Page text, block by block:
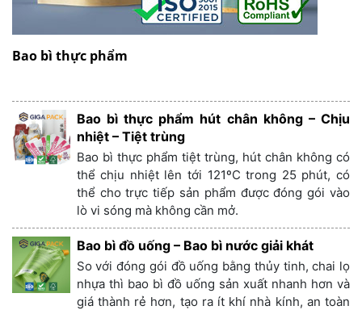
Bao bì thực phẩm
Bao bì thực phẩm hút chân không – Chịu
nhiệt – Tiệt trùng
Bao bì thực phẩm tiệt trùng, hút chân không có
thể chịu nhiệt lên tới 121ºC trong 25 phút, có
thể cho trực tiếp sản phẩm được đóng gói vào
lò vi sóng mà không cần mở.
Bao bì đồ uống – Bao bì nước giải khát
So với đóng gói đồ uống bằng thủy tinh, chai lọ
nhựa thì bao bì đồ uống sản xuất nhanh hơn và
giá thành rẻ hơn, tạo ra ít khí nhà kính, an toàn